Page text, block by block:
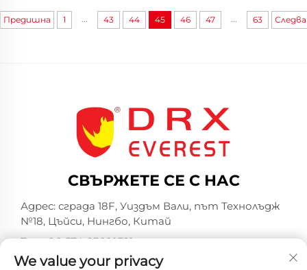
Предишна 1 43 44 45 46 47 63
СВЪРЖЕТЕ СЕ С НАС
Адрес: сграда 18F, Уиздъм Вали, път Технолъдж
№18, Цъйси, Нингбо, Китай
Тел.:+86-574-23660321
Имейл: [email protected]
We value your privacy